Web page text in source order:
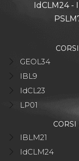
IdCLM24
GEOL34
IBL9
IdCL23
LP01
IBLM21
IdCLM24